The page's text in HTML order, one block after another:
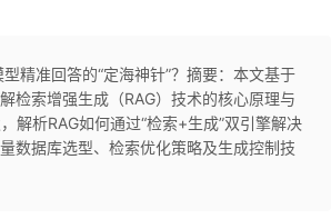
精准回答的“定海神针”？摘要：本文基于
检索增强生成（RAG）技术的核心原理与
解析RAG如何通过“检索+生成”双引擎解决
数据库选型、检索优化策略及生成控制技